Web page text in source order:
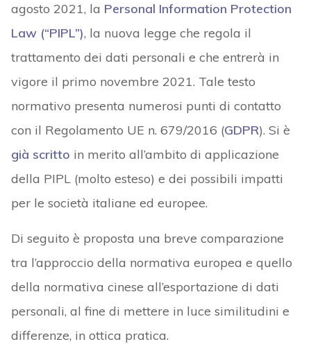
agosto 2021, la Personal Information Protection
Law (“PIPL”), la nuova legge che regola il
trattamento dei dati personali e che entrerà in
vigore il primo novembre 2021. Tale testo
normativo presenta numerosi punti di contatto
con il Regolamento UE n. 679/2016 (GDPR). Si è
già scritto in merito all’ambito di applicazione
della PIPL (molto esteso) e dei possibili impatti
per le società italiane ed europee.
Di seguito è proposta una breve comparazione
tra l’approccio della normativa europea e quello
della normativa cinese all’esportazione di dati
personali, al fine di mettere in luce similitudini e
differenze, in ottica pratica.